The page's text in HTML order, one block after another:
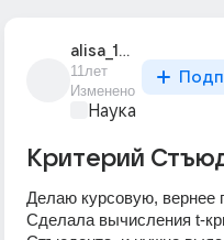
alisa_10086
11лет
Изменено
Наука
Критерий
Делаю курсовую, вернее
Сделала вычисления t-